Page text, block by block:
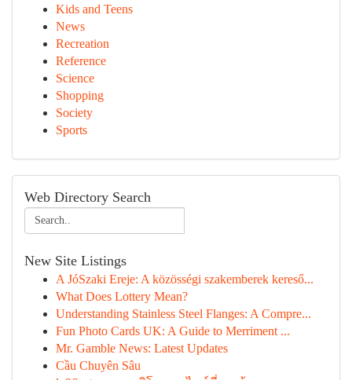
Kids and Teens
News
Recreation
Reference
Science
Shopping
Society
Sports
Web Directory Search
New Site Listings
A JóSzaki Ereje: A közösségi szakemberek kereső...
What Does Lottery Mean?
Understanding Stainless Steel Flanges: A Compre...
Fun Photo Cards UK: A Guide to Merriment ...
Mr. Gamble News: Latest Updates
Cầu Chuyên Sâu